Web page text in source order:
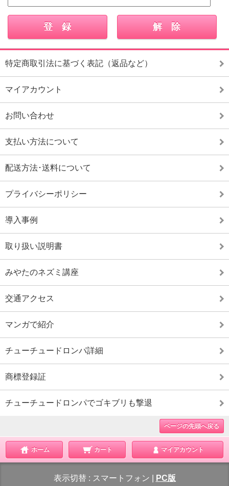
特定商取引法に基づく表記（返品など）
マイアカウント
お問い合わせ
支払い方法について
配送方法･送料について
プライバシーポリシー
導入事例
取り扱い説明書
みやたのネズミ講座
交通アクセス
マンガで紹介
チューチュードロンパ詳細
商標登録証
チューチュードロンパでゴキブリも撃退
ページの先頭へ戻る
ホーム カート マイアカウント
表示切替 : スマートフォン PC版